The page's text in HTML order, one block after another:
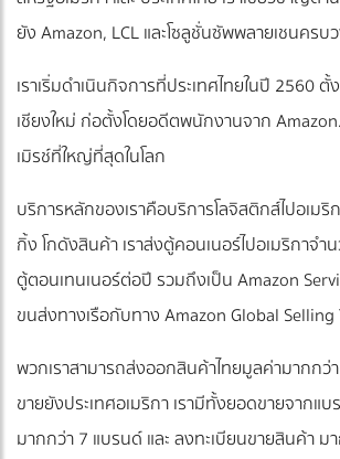
ยัง Amazon, LCL และโซลูชั่นซัพพลายเชนครบ
เราเริ่มดำเนินกิจการที่ประเทศไทยในปี 2560
เชียงใหม่ ก่อตั้งโดยอดีตพนักงานจาก
เมิรช์ที่ใหญ่ที่สุดในโลก
บริการหลักของเราคือบริการโลจิสติกส์ไปอเมริ
กิ้ง โกดังสินค้า เราส่งตู้คอนเนอร์ไปอเมริกาจ
ตู้ตอนเทนเนอร์ต่อปี รวมถึงเป็น Amazon
ขนส่งทางเรือกับทาง Amazon Global Selling
พวกเราสามารถส่งออกสินค้าไทยมูลค่ามากกว่
ขายยังประเทศอเมริกา เรามีทั้งยอดขายจากแ
มากกว่า 7 แบรนด์ และ ลงทะเบียนขายสินค้า ม